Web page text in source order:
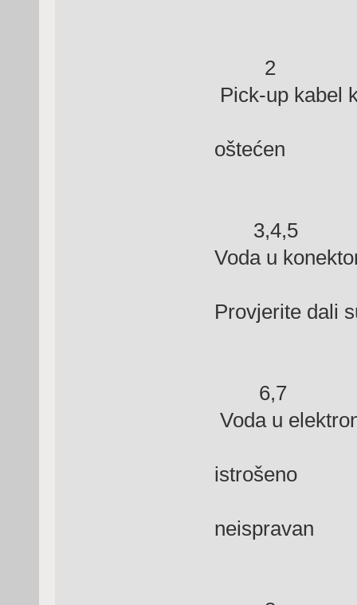
2 Nema
Pick-up kabel
oštećen
3,4,5
Voda u
Provjerite
6,7
Voda u
istrošeno
neispravan